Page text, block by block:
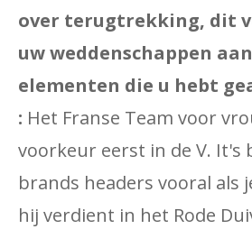
over terugtrekking, dit
uw weddenschappen
elementen die u hebt
: Het Franse Team voor
voorkeur eerst in de V. It's
brands headers vooral als
hij verdient in het Rode